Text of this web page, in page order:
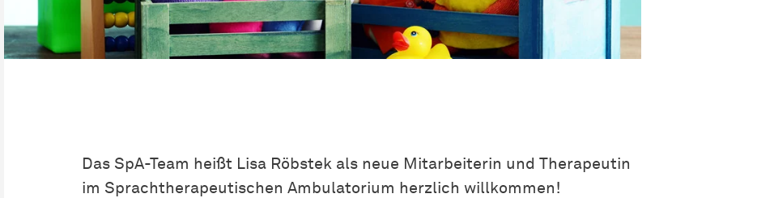
Das SpA-Team heißt Lisa Röbstek als neue Mitarbeiterin und Therapeutin
im Sprachtherapeutischen Ambulatorium herzlich willkommen!